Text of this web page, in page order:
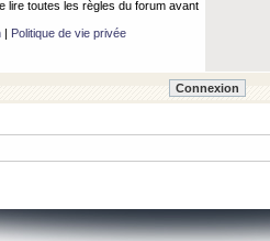
lire toutes les règles du forum avant
| Politique de vie privée